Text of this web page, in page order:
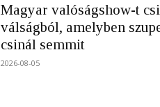
Magyar valóságshow-t
válságból, amelyben
csinál semmit
2026-08-05